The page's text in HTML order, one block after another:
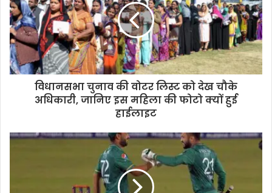
विधानसभा चुनाव की वोटर लिस्ट को देख चौके
अधिकारी, जानिए इस महिला की फोटो क्यों हुई
हाईलाइट